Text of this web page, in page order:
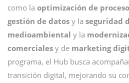
como la optimización de
gestión de datos y la seguridad
medioambiental y la
comerciales y de marketing
programa, el Hub busca
transición digital, mejorando su